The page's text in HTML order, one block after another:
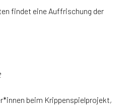
findet eine Auffrischung der
beim Krippenspielprojekt,